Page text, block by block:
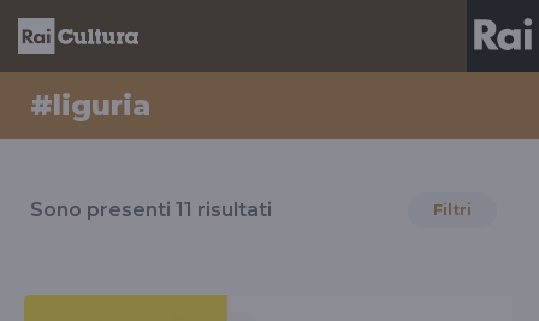
#liguria
il
#liguria
Sono presenti 11 risultati Filtri